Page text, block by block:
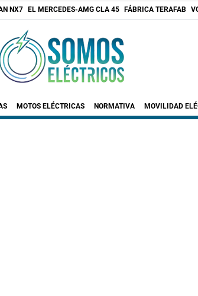
NX7 EL MERCEDES-AMG CLA 45 FÁBRICA TERAFAB
MOTOS ELÉCTRICAS NORMATIVA MOVILIDAD